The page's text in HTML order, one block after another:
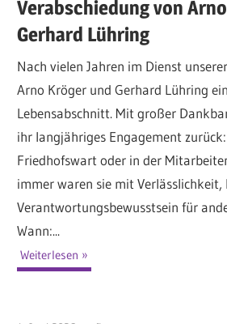
Verabschiedung von
Gerhard Lühring
Nach vielen Jahren im Dienst
Arno Kröger und Gerhard Lühring
Lebensabschnitt. Mit großer
ihr langjähriges Engagement
Friedhofswart oder in der
immer waren sie mit Verlässlichkeit,
Verantwortungsbewusstsein für
Wann:...
Weiterlesen